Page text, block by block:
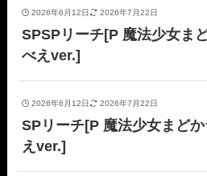
2026年6月12日 2026年7月22日
SPSPリーチ[P 魔法少女ま
べえver.]
2026年6月12日 2026年7月22日
SPリーチ[P 魔法少女まど
えver.]